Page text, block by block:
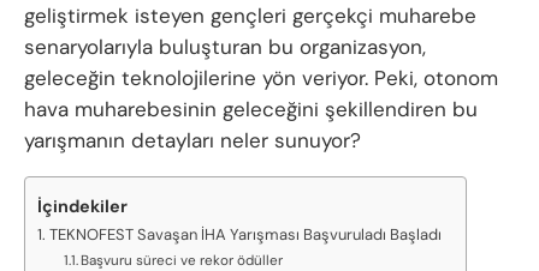
geliştirmek isteyen gençleri gerçekçi muharebe
senaryolarıyla buluşturan bu organizasyon,
geleceğin teknolojilerine yön veriyor. Peki, otonom
hava muharebesinin geleceğini şekillendiren bu
yarışmanın detayları neler sunuyor?
İçindekiler
TEKNOFEST Savaşan İHA Yarışması Başvuruladı Başladı
Başvuru süreci ve rekor ödüller